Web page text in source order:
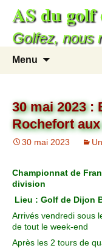
AS du golf
Golfez, nous
Menu
30 mai 2023 :
Rochefort
30 mai 2023
Championnat de
division
Lieu : Golf de Dijon
Arrivés vendredi sous
de tout le week-end
Après les 2 tours de